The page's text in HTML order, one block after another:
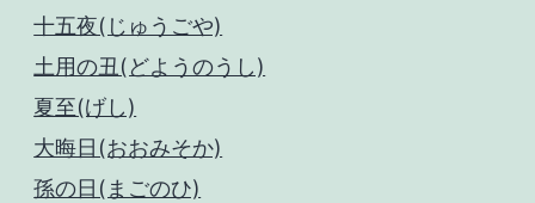
十五夜(じゅうごや)
土用の丑(どようのうし)
夏至(げし)
大晦日(おおみそか)
孫の日(まごのひ)